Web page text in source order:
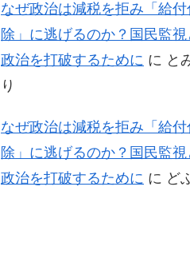
なぜ政治は減税を拒み「給
除」に逃げるのか？国民監
政治を打破するために に と
り
なぜ政治は減税を拒み「給
除」に逃げるのか？国民監
政治を打破するために に ど